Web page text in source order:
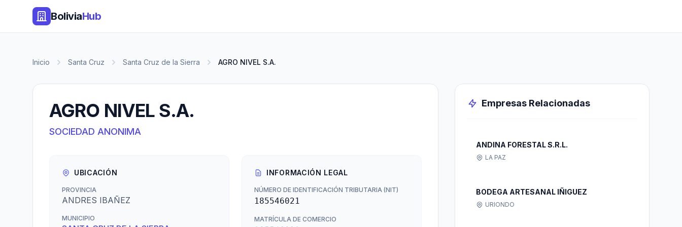
BoliviaHub
Inicio Santa Cruz Santa Cruz de la Sierra AGRO NIVEL S.A.
AGRO NIVEL S.A.
SOCIEDAD ANONIMA
UBICACIÓN
PROVINCIA
ANDRES IBAÑEZ
MUNICIPIO
INFORMACIÓN LEGAL
NÚMERO DE IDENTIFICACIÓN TRIBUTARIA (NIT)
185546021
MATRÍCULA DE COMERCIO
Empresas Relacionadas
ANDINA FORESTAL S.R.L.
LA PAZ
BODEGA ARTESANAL IÑIGUEZ
URIONDO